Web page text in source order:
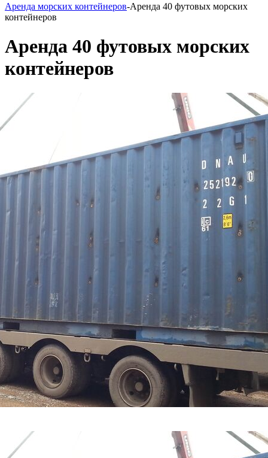
Аренда морских контейнеров-Аренда 40 футовых морских
контейнеров
Аренда 40 футовых морских
контейнеров